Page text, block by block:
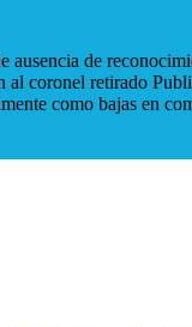
ausencia de
al coronel retirado
como bajas en